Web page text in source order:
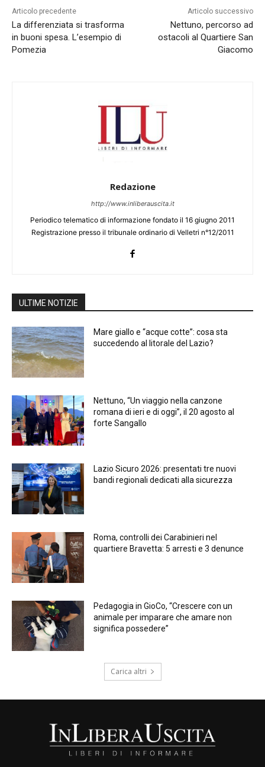
Articolo precedente
La differenziata si trasforma
in buoni spesa. L’esempio di
Pomezia
Articolo successivo
Nettuno, percorso ad
ostacoli al Quartiere San
Giacomo
Redazione
http://www.inliberauscita.it
Periodico telematico di informazione fondato il 16 giugno 2011
Registrazione presso il tribunale ordinario di Velletri n°12/2011
ULTIME NOTIZIE
Mare giallo e “acque cotte”: cosa sta
succedendo al litorale del Lazio?
Nettuno, “Un viaggio nella canzone
romana di ieri e di oggi”, il 20 agosto al
forte Sangallo
Lazio Sicuro 2026: presentati tre nuovi
bandi regionali dedicati alla sicurezza
Roma, controlli dei Carabinieri nel
quartiere Bravetta: 5 arresti e 3 denunce
Pedagogia in GioCo, “Crescere con un
animale per imparare che amare non
significa possedere”
Carica altri